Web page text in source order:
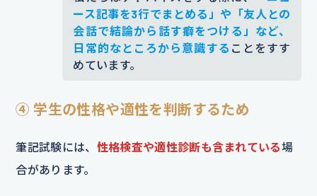
ース記事を3行でまとめる」や「友人との
会話で結論から話す癖をつける」など、
日常的なところから意識する ことをすす
めています。
④ 学生の性格や適性を判断するため
筆記試験には、 性格検査や適性診断も含まれている場
合があります。